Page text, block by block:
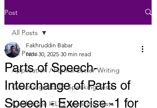
Post
All Posts
Application / Formal Letter Writing
Cambridge IELTS Speaking Tests
Cambridge IELTS Speaking Tests
All Posts
Parts of Speech-
Interchange of Parts of
Speech - Exercise -1 for
Fakhruddin Babar
Nov 30, 2025 30 min read